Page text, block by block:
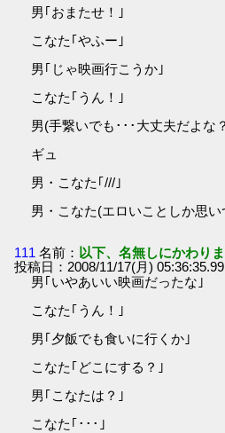
男｢おまたせ！｣
こなた｢やふー｣
男｢じゃ映画行こうか｣
こなた｢うん！｣
男(手繋いでも･･･大丈夫だよな
ギュ
男・こなた｢///｣
男・こなた(エロいことしか思い
111 名前： 以下、名無しにかわり
投稿日：2008/11/17(月)
男｢いやあいい映画だったな｣
こなた｢うん！｣
男｢夕飯でも食いに行くか｣
こなた｢どこにする？｣
男｢こなたは？｣
こなた｢･･･｣